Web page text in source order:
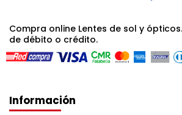
Compra online Lentes de sol y
de débito o crédito.
Información